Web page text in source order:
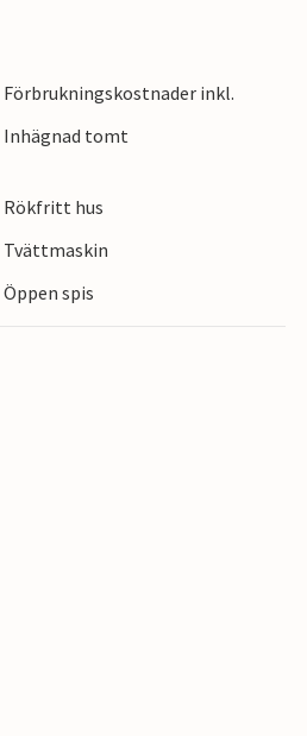
Förbrukningskostnader inkl.
Inhägnad tomt
Rökfritt hus
Tvättmaskin
Öppen spis